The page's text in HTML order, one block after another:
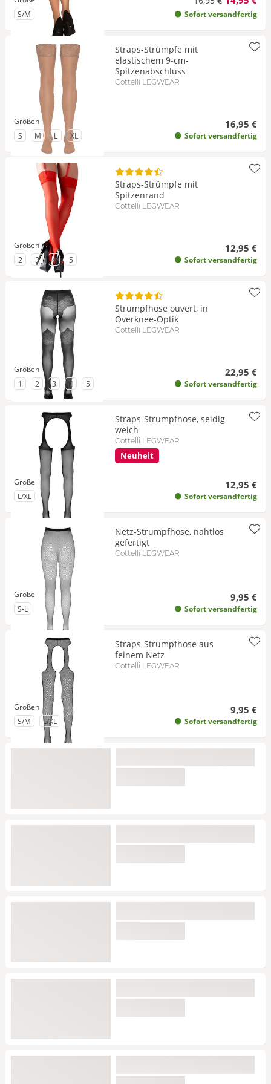
Sofort versandfertig
zu Größe
S/M
Straps-Strümpfe mit
elastischem 9-cm-
Spitzenabschluss
Cottelli LEGWEAR
16,95 €
Sofort versandfertig
Größen
zu Größe
S zu Größe
M zu Größe
L zu Größe
XL
Straps-Strümpfe mit
Spitzenrand
Cottelli LEGWEAR
12,95 €
Sofort versandfertig
Größen
zu Größe
2 zu Größe
3 zu Größe
4 zu Größe
5
Strumpfhose ouvert, in
Overknee-Optik
Cottelli LEGWEAR
22,95 €
Sofort versandfertig
Größen
zu Größe
1 zu Größe
2 zu Größe
3 zu Größe
4 zu Größe
5
Straps-Strumpfhose, seidig
weich
Cottelli LEGWEAR
Neuheit
12,95 €
Sofort versandfertig
Größe
zu Größe
L/XL
Netz-Strumpfhose, nahtlos
gefertigt
Cottelli LEGWEAR
9,95 €
Sofort versandfertig
Größe
zu Größe
S-L
Straps-Strumpfhose aus
feinem Netz
Cottelli LEGWEAR
9,95 €
Sofort versandfertig
Größen
zu Größe
S/M zu Größe
L/XL